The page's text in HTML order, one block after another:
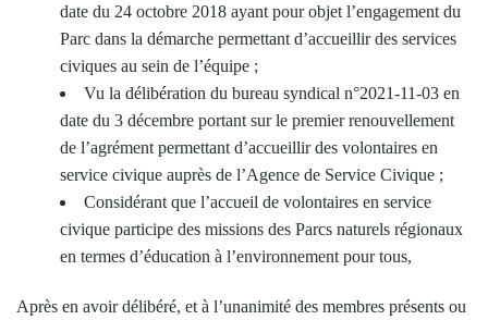
date du 24 octobre 2018 ayant pour objet l’engagement du
Parc dans la démarche permettant d’accueillir des services
civiques au sein de l’équipe ;
Vu la délibération du bureau syndical n°2021-11-03 en
date du 3 décembre portant sur le premier renouvellement
de l’agrément permettant d’accueillir des volontaires en
service civique auprès de l’Agence de Service Civique ;
Considérant que l’accueil de volontaires en service
civique participe des missions des Parcs naturels régionaux
en termes d’éducation à l’environnement pour tous,
Après en avoir délibéré, et à l’unanimité des membres présents ou